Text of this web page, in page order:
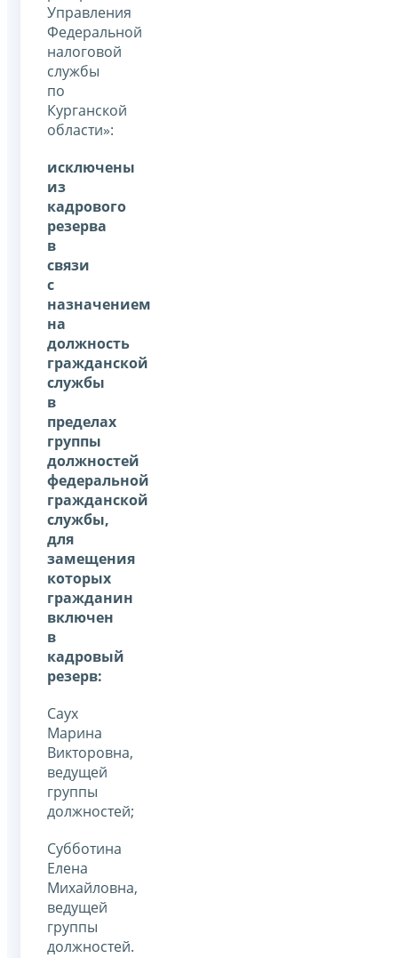
Управления
Федеральной
налоговой
службы
по
Курганской
области»:
исключены
из
кадрового
резерва
в
связи
с
назначением
на
должность
гражданской
службы
в
пределах
группы
должностей
федеральной
гражданской
службы,
для
замещения
которых
гражданин
включен
в
кадровый
резерв:
Саух
Марина
Викторовна,
ведущей
группы
должностей;
Субботина
Елена
Михайловна,
ведущей
группы
должностей.